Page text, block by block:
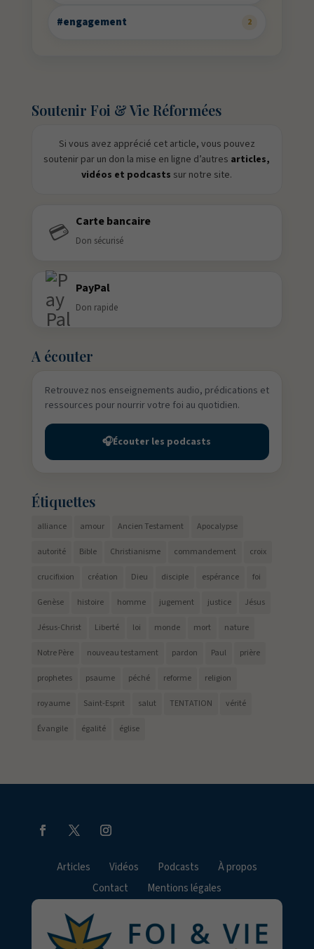
#engagement 2
Soutenir Foi & Vie Réformées
Si vous avez apprécié cet article, vous pouvez
soutenir par un don la mise en ligne d’autres articles,
vidéos et podcasts sur notre site.
💳 Carte bancaire
Don sécurisé
PayPal
Don rapide
A écouter
Retrouvez nos enseignements audio, prédications et
ressources pour nourrir votre foi au quotidien.
🎧Écouter les podcasts
Étiquettes
alliance amour Ancien Testament Apocalypse
autorité Bible Christianisme commandement croix
crucifixion création Dieu disciple espérance foi
Genèse histoire homme jugement justice Jésus
Jésus-Christ Liberté loi monde mort nature
Notre Père nouveau testament pardon Paul prière
prophetes psaume péché reforme religion
royaume Saint-Esprit salut TENTATION vérité
Évangile égalité église
Articles Vidéos Podcasts
À propos
Contact
Mentions légales